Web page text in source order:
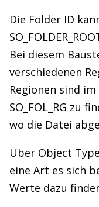
Die Folder ID
Bei diesem
verschiedenen
Regionen sind
SO_FOL_RG zu
wo die Datei
Über Object
eine Art es sich
Werte dazu